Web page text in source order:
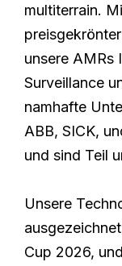
multiterrain.
unsere AMRs
Surveillance
namhafte
ABB, SICK,
und sind Teil
Unsere
Cup 2026,